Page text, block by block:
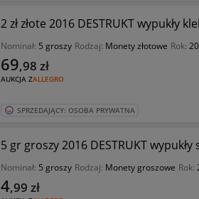
2 zł złote 2016 DESTRUKT wypukły
Nominał: 5 groszy Rodzaj: Monety złotowe Rok:
AUKCJA ZALLEGRO
69,98 zł
SPRZEDAJĄCY: OSOBA PRYWATNA
5 gr groszy 2016 DESTRUKT
Nominał: 5 groszy Rodzaj: Monety groszowe Rok:
4,99 zł